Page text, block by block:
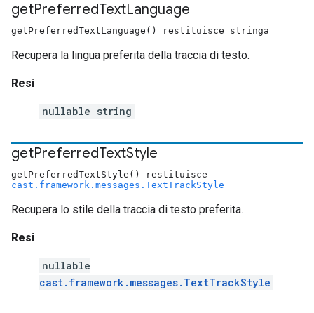
getPreferredTextLanguage
getPreferredTextLanguage() restituisce stringa
Recupera la lingua preferita della traccia di testo.
Resi
nullable string
getPreferredTextStyle
getPreferredTextStyle() restituisce
cast.framework.messages.TextTrackStyle
Recupera lo stile della traccia di testo preferita.
Resi
nullable
cast.framework.messages.TextTrackStyle